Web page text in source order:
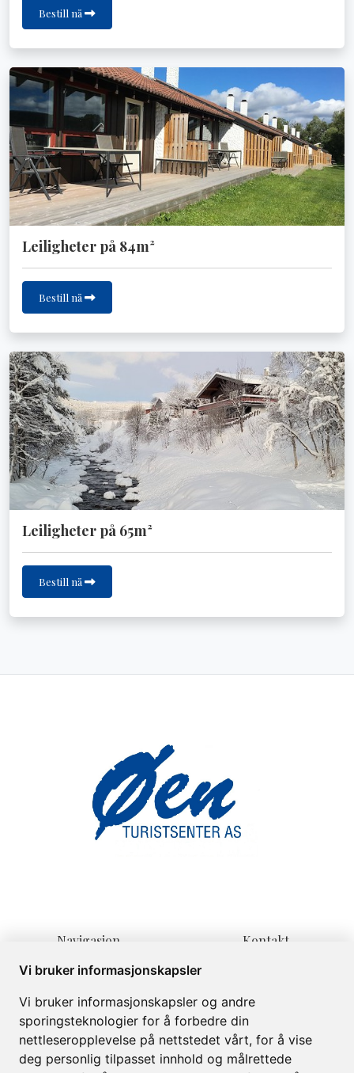
Vi bruker informasjonskapsler
Vi bruker informasjonskapsler og andre
sporingsteknologier for å forbedre din
nettleseropplevelse på nettstedet vårt, for å vise
deg personlig tilpasset innhold og målrettede
Bestill nå
Leiligheter på 84m²
Bestill nå
Leiligheter på 65m²
Bestill nå
Navigasjon
Hjem
Informasjon
Om
Galleri
Kontakt
post@oenturist.no
+47 32 08 70 60